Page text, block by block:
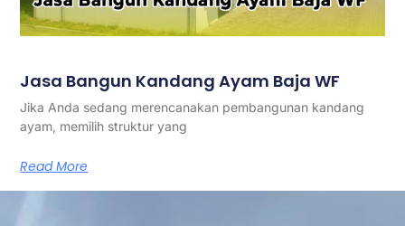
Jasa Bangun Kandang Ayam Baja WF
Jika Anda sedang merencanakan pembangunan kandang
ayam, memilih struktur yang
Read More